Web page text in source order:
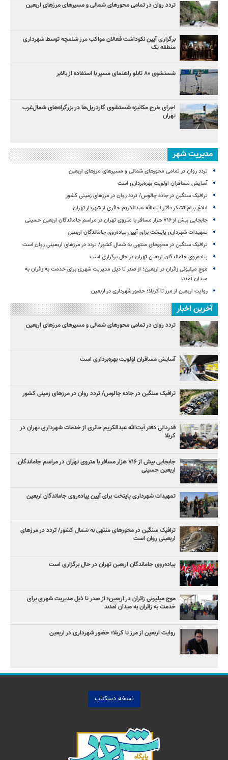
تردد روان در تمامی محورهای شمالی و مسیرهای مرزهای اربعین
برگزاری آیین نکوداشت فعالان مواکب مرز شلمچه توسط شهرداری
منطقه یک
شستشوی ۸۰ تابلو راهنمای مسیر با استفاده از بالابر
اجرای طرح مکانیزه شستشوی گاردریل‌ها در بزرگراه‌های شمال‌غرب
تهران
مدیریت شهر
تردد روان در تمامی محورهای شمالی و مسیرهای مرزهای اربعین
آسایش مسافران اولویت بهره‌برداری است
ترافیک سنگین در جاده چالوس/ تردد روان در مرزهای زمینی کشور
ابلاغ پیام تشکر دفتر آیت‌الله عبدالکریم حائری از شهردار تهران
جابجایی بیش از ۷۱۶ هزار مسافر با متروی تهران در مراسم جاماندگان اربعین حسینی
تمهیدات شهرداری پایتخت برای آیین پیاده‌روی جاماندگان اربعین
ترافیک سنگین در محورهای منتهی به شمال کشور/ تردد در مرزهای اربعینی روان است
پیاده‌روی جاماندگان اربعین تهران در حال برگزاری است
موج میلیونی زائران در اربعین؛ از صدر تا ذیل مدیریت شهری برای خدمت به زائران به
میدان آمدند
روایت اربعین از مرز تا کربلا؛ حضور شهرداری در اربعین
آخرین اخبار
تردد روان در تمامی محورهای شمالی و مسیرهای مرزهای اربعین
آسایش مسافران اولویت بهره‌برداری است
ترافیک سنگین در جاده چالوس/ تردد روان در مرزهای زمینی کشور
قدردانی دفتر آیت‌الله عبدالکریم حائری از خدمات شهرداری تهران در
کربلا
جابجایی بیش از ۷۱۶ هزار مسافر با متروی تهران در مراسم جاماندگان
اربعین حسینی
تمهیدات شهرداری پایتخت برای آیین پیاده‌روی جاماندگان اربعین
ترافیک سنگین در محورهای منتهی به شمال کشور/ تردد در مرزهای
اربعینی روان است
پیاده‌روی جاماندگان اربعین تهران در حال برگزاری است
موج میلیونی زائران در اربعین؛ از صدر تا ذیل مدیریت شهری برای
خدمت به زائران به میدان آمدند
روایت اربعین از مرز تا کربلا؛ حضور شهرداری در اربعین
نسخه دسکتاپ